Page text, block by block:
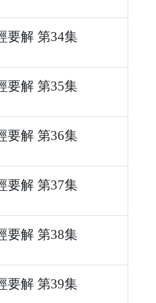
要解 第34集
要解 第35集
要解 第36集
要解 第37集
要解 第38集
要解 第39集